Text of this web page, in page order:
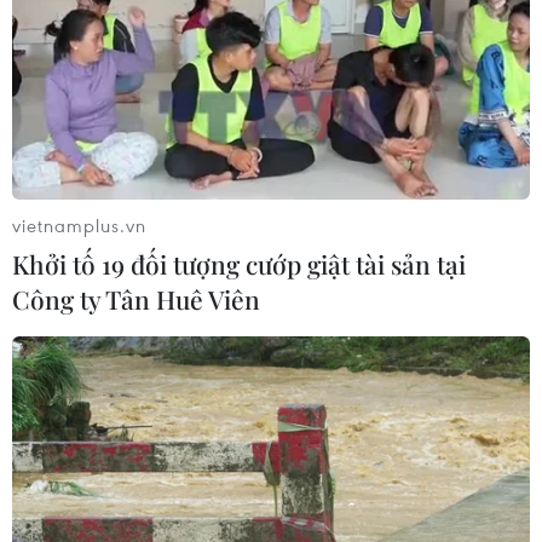
07/08/2026 00:07
Công Phượng gặp thử thách lớn
trong ngày tái xuất V-League 2026/27
Nhận định Việt Nam vs
Campuchia: Vì sao thầy trò HLV Kim
Sang-sik cần giành ngôi đầu bảng?
06/08/2026 11:05
Nhận định Việt Nam vs Campuchia:
'Phù thủy Kim' sẽ xoay tua toan tính
vietnamplus.vn
Khởi tố 19 đối tượng cướp giật tài sản tại
Công ty Tân Huê Viên